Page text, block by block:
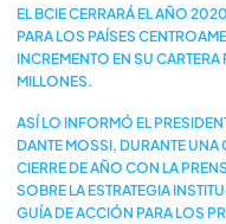
EL BCIE CERRARÁ EL AÑO
PARA LOS PAÍSES
INCREMENTO EN SU
MILLONES.
ASÍ LO INFORMÓ EL
DANTE MOSSI, DURANTE UNA
CIERRE DE AÑO CON LA
SOBRE LA ESTRATEGIA
GUÍA DE ACCIÓN PARA LOS